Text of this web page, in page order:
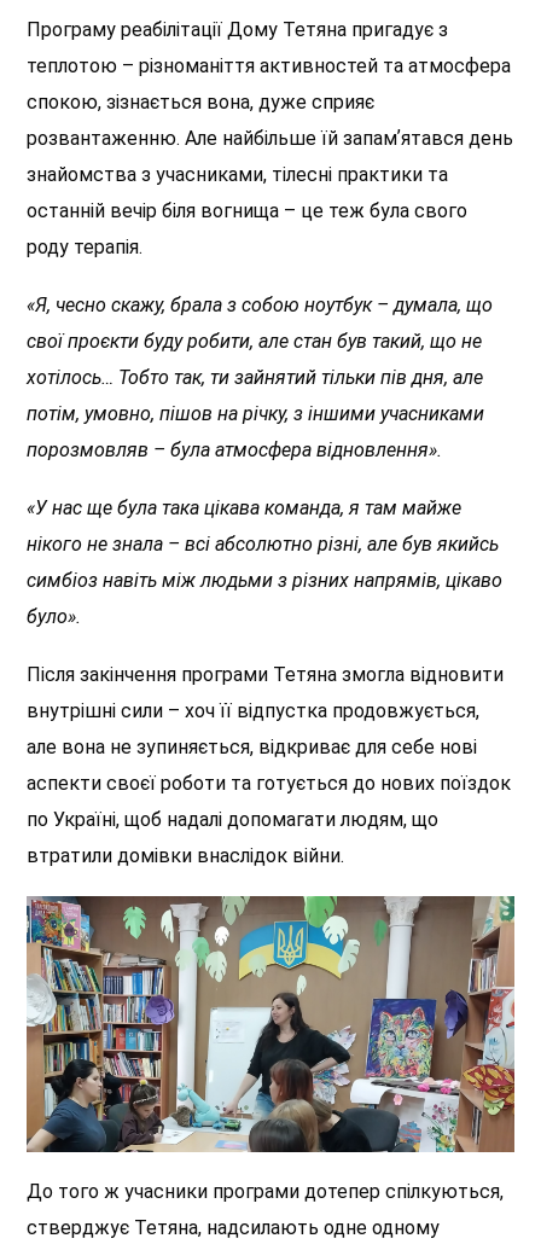
Програму реабілітації Дому Тетяна пригадує з
теплотою – різноманіття активностей та атмосфера
спокою, зізнається вона, дуже сприяє
розвантаженню. Але найбільше їй запамʼятався день
знайомства з учасниками, тілесні практики та
останній вечір біля вогнища – це теж була свого
роду терапія.
«Я, чесно скажу, брала з собою ноутбук – думала, що
свої проєкти буду робити, але стан був такий, що не
хотілось… Тобто так, ти зайнятий тільки пів дня, але
потім, умовно, пішов на річку, з іншими учасниками
порозмовляв – була атмосфера відновлення».
«У нас ще була така цікава команда, я там майже
нікого не знала – всі абсолютно різні, але був якийсь
симбіоз навіть між людьми з різних напрямів, цікаво
було».
Після закінчення програми Тетяна змогла відновити
внутрішні сили – хоч її відпустка продовжується,
але вона не зупиняється, відкриває для себе нові
аспекти своєї роботи та готується до нових поїздок
по Україні, щоб надалі допомагати людям, що
втратили домівки внаслідок війни.
До того ж учасники програми дотепер спілкуються,
стверджує Тетяна, надсилають одне одному